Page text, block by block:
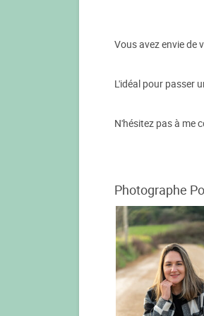
Vous avez envie de
L'idéal pour passer
​N'hésitez pas à me
Photographe